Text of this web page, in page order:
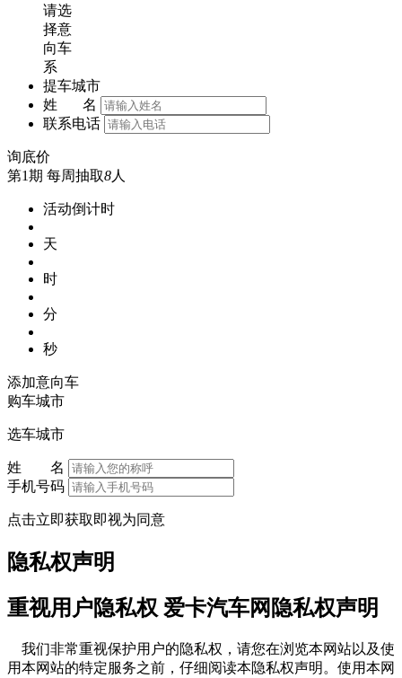
请选
择意
向车
系
提车城市
姓 名
联系电话
询底价
第1期 每周抽取8人
活动倒计时
天
时
分
秒
添加意向车
购车城市
选车城市
姓 名
手机号码
点击立即获取即视为同意
隐私权声明
重视用户隐私权 爱卡汽车网隐私权声明
我们非常重视保护用户的隐私权，请您在浏览本网站以及使
用本网站的特定服务之前，仔细阅读本隐私权声明。使用本网